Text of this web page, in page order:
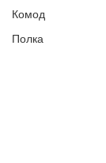
Комод
Полка